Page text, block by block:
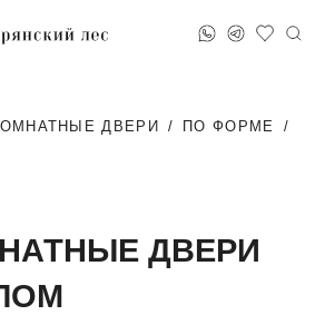
ДВЕРИ / ПО ФОРМЕ
/
ДВЕРИ